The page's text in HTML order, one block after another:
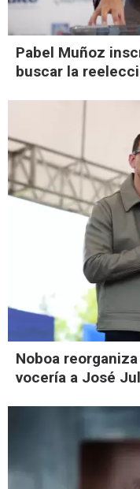
Pabel Muñoz
buscar la
Noboa
vocería a José